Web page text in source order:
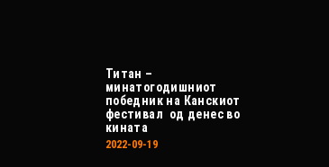
Титан –
минатогодишниот
победник на Канскиот
фестивал од денес во
кината
2022-09-19